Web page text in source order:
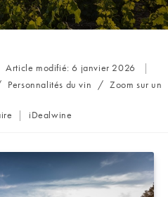
Article modifié:6 janvier 2026
Personnalités du vin / Zoom sur un
Auteur/autrice
publication :
iDealwine